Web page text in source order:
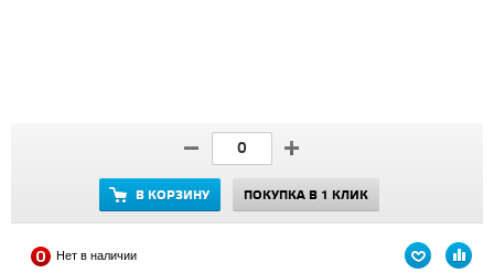
В КОРЗИНУ ПОКУПКА В 1 КЛИК
Нет в наличии